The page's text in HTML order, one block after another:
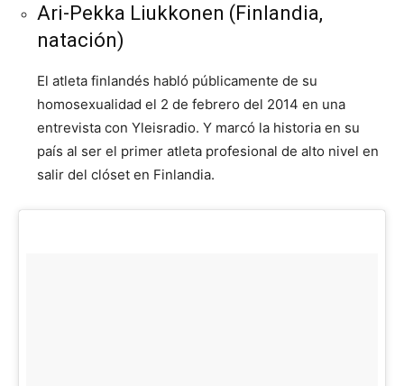
Ari-Pekka Liukkonen (Finlandia,
natación)
El atleta finlandés habló públicamente de su
homosexualidad el 2 de febrero del 2014 en una
entrevista con Yleisradio. Y marcó la historia en su
país al ser el primer atleta profesional de alto nivel en
salir del clóset en Finlandia.